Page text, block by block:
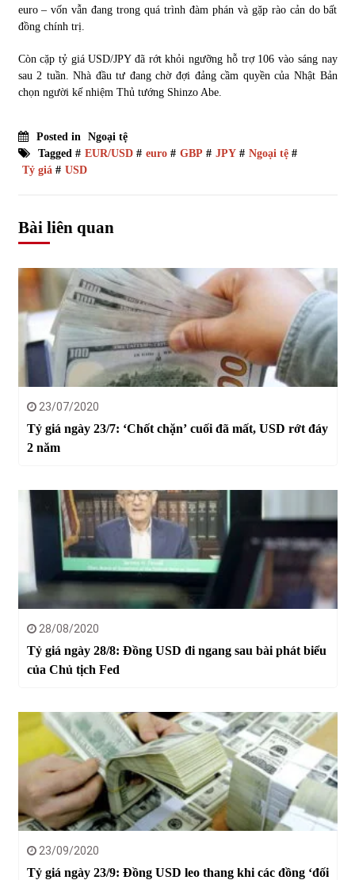
euro – vốn vẫn đang trong quá trình đàm phán và gặp rào cản do bất
đồng chính trị.
Còn cặp tỷ giá USD/JPY đã rớt khỏi ngưỡng hỗ trợ 106 vào sáng nay
sau 2 tuần. Nhà đầu tư đang chờ đợi đảng cầm quyền của Nhật Bản
chọn người kế nhiệm Thủ tướng Shinzo Abe.
Posted in
Ngoại tệ
Tagged # EUR/USD# euro# GBP # JPY# Ngoại tệ#
Tỷ giá# USD
Bài liên quan
23/07/2020
Tỷ giá ngày 23/7: ‘Chốt chặn’ cuối đã mất, USD rớt đáy
2 năm
28/08/2020
Tỷ giá ngày 28/8: Đồng USD đi ngang sau bài phát biểu
của Chủ tịch Fed
23/09/2020
Tỷ giá ngày 23/9: Đồng USD leo thang khi các đồng ‘đối